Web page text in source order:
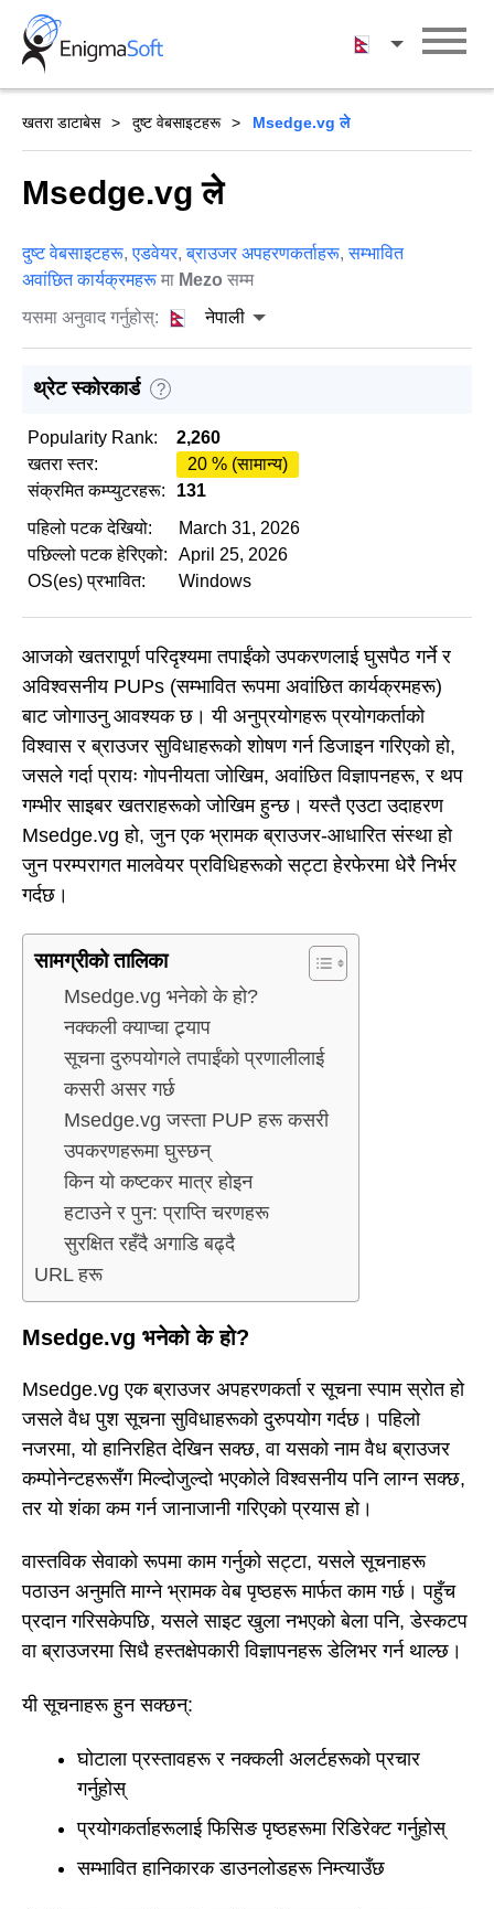
Skip
content
नेपाली
खतरा डाटाबेस दुष्ट वेबसाइटहरू Msedge.vg ले
Msedge.vg ले
दुष्ट वेबसाइटहरू,एडवेयर,ब्राउजर अपहरणकर्ताहरू,सम्भावित
अवांछित कार्यक्रमहरू मा Mezo सम्म
यसमा अनुवाद गर्नुहोस्:
नेपाली
थ्रेट स्कोरकार्ड ?
Popularity Rank:
2,260
खतरा स्तर:
20 % (सामान्य)
संक्रमित कम्प्युटरहरू:
131
पहिलो पटक देखियो:
March 31, 2026
पछिल्लो पटक हेरिएको:
April 25, 2026
OS(es) प्रभावित:
Windows
आजको खतरापूर्ण परिदृश्यमा तपाईंको उपकरणलाई घुसपैठ गर्ने र
अविश्वसनीय PUPs (सम्भावित रूपमा अवांछित कार्यक्रमहरू)
बाट जोगाउनु आवश्यक छ। यी अनुप्रयोगहरू प्रयोगकर्ताको
विश्वास र ब्राउजर सुविधाहरूको शोषण गर्न डिजाइन गरिएको हो,
जसले गर्दा प्रायः गोपनीयता जोखिम, अवांछित विज्ञापनहरू, र थप
गम्भीर साइबर खतराहरूको जोखिम हुन्छ। यस्तै एउटा उदाहरण
Msedge.vg हो, जुन एक भ्रामक ब्राउजर-आधारित संस्था हो
जुन परम्परागत मालवेयर प्रविधिहरूको सट्टा हेरफेरमा धेरै निर्भर
गर्दछ।
सामग्रीको तालिका
Msedge.vg भनेको के हो?
नक्कली क्याप्चा ट्र्याप
सूचना दुरुपयोगले तपाईंको प्रणालीलाई
कसरी असर गर्छ
Msedge.vg जस्ता PUP हरू कसरी
उपकरणहरूमा घुस्छन्
किन यो कष्टकर मात्र होइन
हटाउने र पुन: प्राप्ति चरणहरू
सुरक्षित रहँदै अगाडि बढ्दै
URL हरू
Msedge.vg भनेको के हो?
Msedge.vg एक ब्राउजर अपहरणकर्ता र सूचना स्पाम स्रोत हो
जसले वैध पुश सूचना सुविधाहरूको दुरुपयोग गर्दछ। पहिलो
नजरमा, यो हानिरहित देखिन सक्छ, वा यसको नाम वैध ब्राउजर
कम्पोनेन्टहरूसँग मिल्दोजुल्दो भएकोले विश्वसनीय पनि लाग्न सक्छ,
तर यो शंका कम गर्न जानाजानी गरिएको प्रयास हो।
वास्तविक सेवाको रूपमा काम गर्नुको सट्टा, यसले सूचनाहरू
पठाउन अनुमति माग्ने भ्रामक वेब पृष्ठहरू मार्फत काम गर्छ। पहुँच
प्रदान गरिसकेपछि, यसले साइट खुला नभएको बेला पनि, डेस्कटप
वा ब्राउजरमा सिधै हस्तक्षेपकारी विज्ञापनहरू डेलिभर गर्न थाल्छ।
यी सूचनाहरू हुन सक्छन्:
घोटाला प्रस्तावहरू र नक्कली अलर्टहरूको प्रचार
गर्नुहोस्
प्रयोगकर्ताहरूलाई फिसिङ पृष्ठहरूमा रिडिरेक्ट गर्नुहोस्
सम्भावित हानिकारक डाउनलोडहरू निम्त्याउँछ